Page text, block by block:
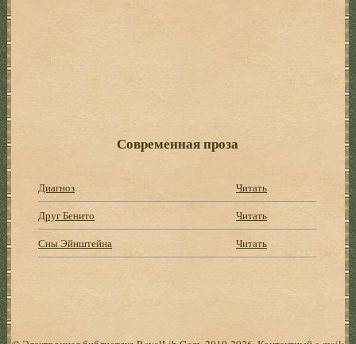
Современная проза
Диагноз
Читать
Друг Бенито
Читать
Сны Эйнштейна
Читать